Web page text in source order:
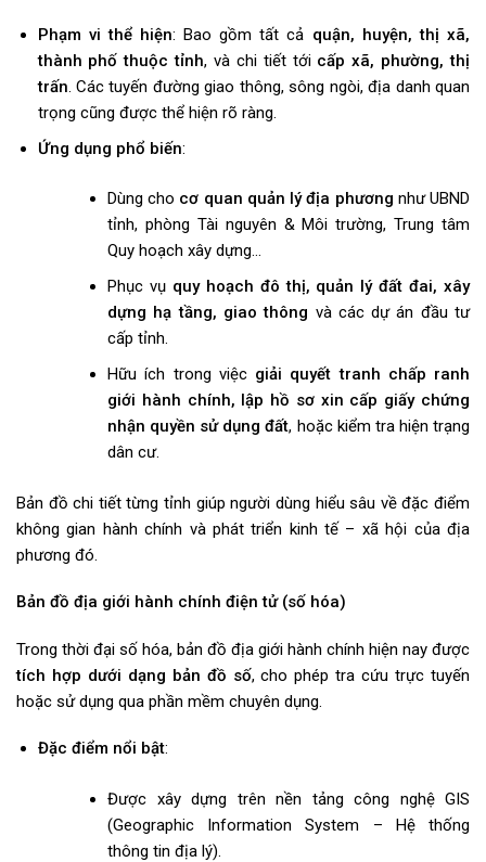
Phạm vi thể hiện: Bao gồm tất cả quận, huyện, thị xã,
thành phố thuộc tỉnh, và chi tiết tới cấp xã, phường, thị
trấn. Các tuyến đường giao thông, sông ngòi, địa danh quan
trọng cũng được thể hiện rõ ràng.
Ứng dụng phổ biến:
Dùng cho cơ quan quản lý địa phương như UBND
tỉnh, phòng Tài nguyên & Môi trường, Trung tâm
Quy hoạch xây dựng…
Phục vụ quy hoạch đô thị, quản lý đất đai, xây
dựng hạ tầng, giao thông và các dự án đầu tư
cấp tỉnh.
Hữu ích trong việc giải quyết tranh chấp ranh
giới hành chính, lập hồ sơ xin cấp giấy chứng
nhận quyền sử dụng đất, hoặc kiểm tra hiện trạng
dân cư.
Bản đồ chi tiết từng tỉnh giúp người dùng hiểu sâu về đặc điểm
không gian hành chính và phát triển kinh tế – xã hội của địa
phương đó.
Bản đồ địa giới hành chính điện tử (số hóa)
Trong thời đại số hóa, bản đồ địa giới hành chính hiện nay được
tích hợp dưới dạng bản đồ số, cho phép tra cứu trực tuyến
hoặc sử dụng qua phần mềm chuyên dụng.
Đặc điểm nổi bật:
Được xây dựng trên nền tảng công nghệ GIS
(Geographic Information System – Hệ thống
thông tin địa lý).